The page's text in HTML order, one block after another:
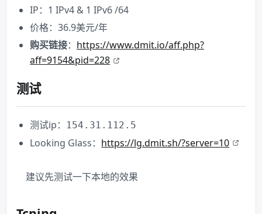
IP：1 IPv4 & 1 IPv6 /64
价格：36.9美元/年
购买链接： https://www.dmit.io/aff.php?
aff=9154&pid=228
测试
测试ip： 154.31.112.5
Looking Glass： https://lg.dmit.sh/?server=10
建议先测试一下本地的效果